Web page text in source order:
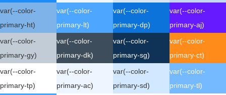
var(--color-
primary-ht)
var(--color-
primary-lt)
var(--color-
primary-dp)
var(--color-
primary-aj)
var(--color-
primary-gy)
var(--color-
primary-dk)
var(--color-
primary-sg)
var(--color-
primary-ct)
var(--color-
primary-tp)
var(--color-
primary-ac)
var(--color-
primary-sd)
var(--color-
primary-tl)